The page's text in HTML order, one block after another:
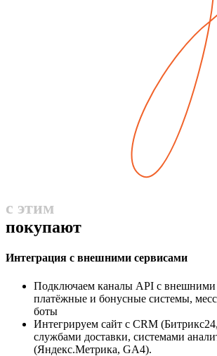
с этим
покупают
Интеграция с внешними сервисами
Подключаем каналы API с внешними
платёжные и бонусные системы,
боты
Интегрируем сайт с CRM
службами доставки, системами
(Яндекс.Метрика, GA4).